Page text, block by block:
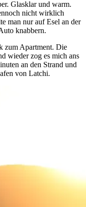
Glasklar und warm.
nicht wirklich
man nur auf Esel an der
knabbern.
zum Apartment. Die
wieder zog es mich ans
an den Strand und
von Latchi.